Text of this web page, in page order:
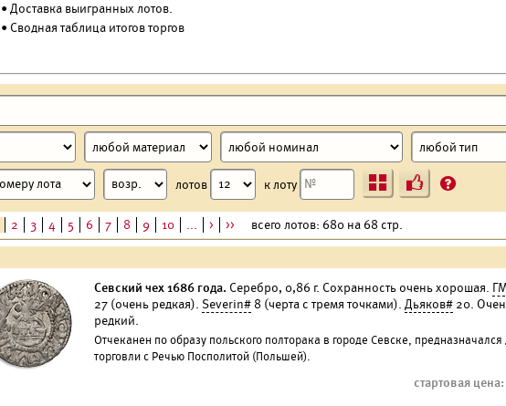
• Доставка выигранных лотов.
• Сводная таблица итогов торгов
лотов к лоту Ъ ?
2 3 4 5 6 7 8 9 10 ... > >> всего лотов: 680 на 68 стр.
Севский чех 1686 года. Серебро, 0,86 г. Сохранность очень хорошая.
27 (очень редкая). Severin# 8 (черта с тремя точками). Дьяков# 20.
редкий.
Отчеканен по образу польского полторака в городе Севске, предназначался
торговли с Речью Посполитой (Польшей).